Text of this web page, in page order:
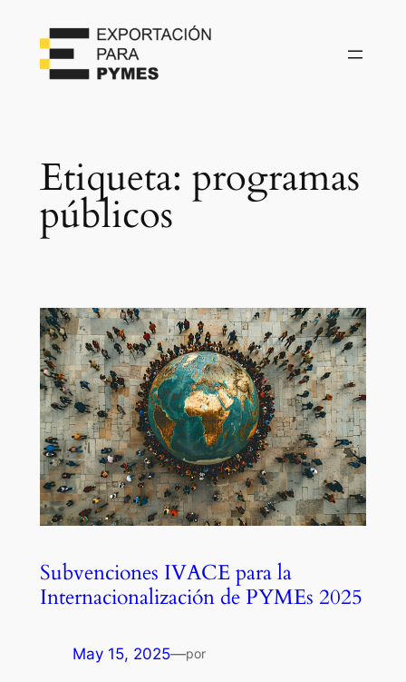
Etiqueta: programas
públicos
Subvenciones IVACE para la
Internacionalización de PYMEs 2025
May 15, 2025—por